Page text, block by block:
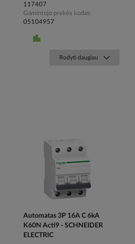
117407
Gamintojo prekės kodas
05104957
Rodyti daugiau
Automatas 3P 16A C 6kA
K60N Acti9 - SCHNEIDER
ELECTRIC